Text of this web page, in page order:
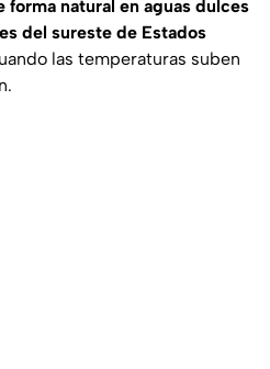
forma natural en aguas dulces
del sureste de Estados
las temperaturas suben